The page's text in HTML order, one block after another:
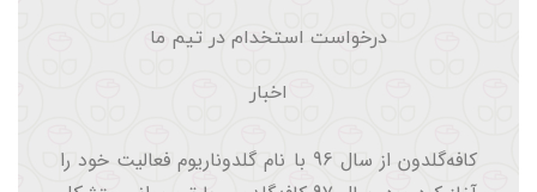
درخواست استخدام در تیم ما
اخبار
کافه‌گلدون از سال 96 با نام گلدوناریوم فعالیت خود را